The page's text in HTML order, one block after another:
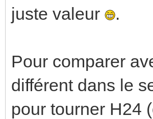
juste valeur
.
Pour comparer
différent dans le
pour tourner H24